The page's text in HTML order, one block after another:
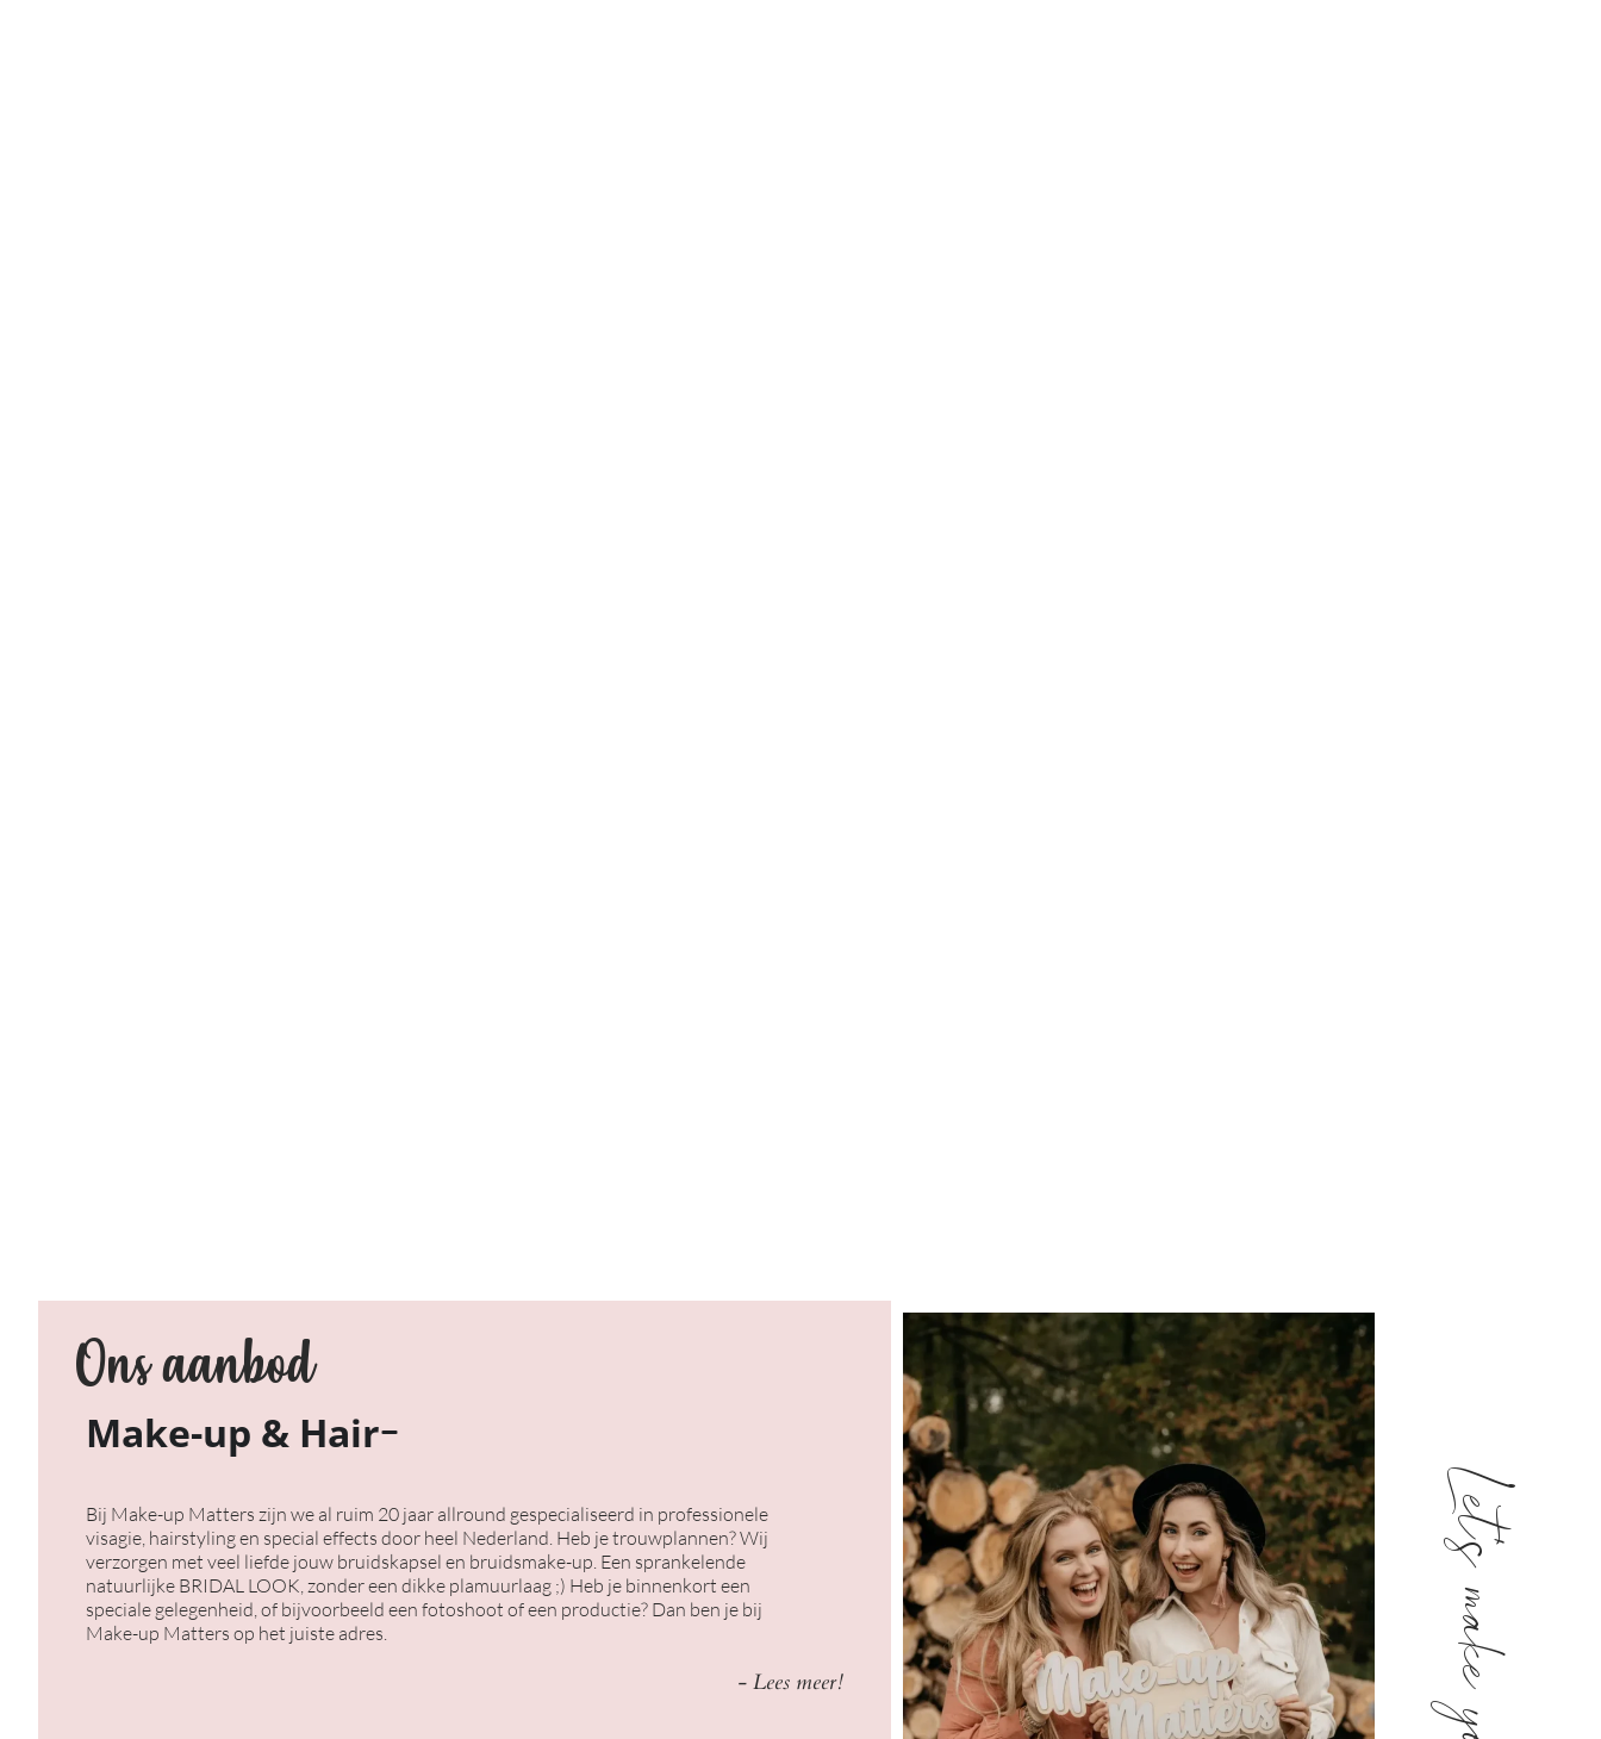
Ons aanbod
Make-up & Hair
Bij Make-up Matters zijn we al ruim 20 jaar allround gespecialiseerd in professionele
visagie, hairstyling en special effects door heel Nederland. Heb je trouwplannen? Wij
verzorgen met veel liefde jouw bruidskapsel en bruidsmake-up. Een sprankelende
natuurlijke BRIDAL LOOK, zonder een dikke plamuurlaag ;) Heb je binnenkort een
speciale gelegenheid, of bijvoorbeeld een fotoshoot of een productie? Dan ben je bij
Make-up Matters op het juiste adres.
- Lees meer!